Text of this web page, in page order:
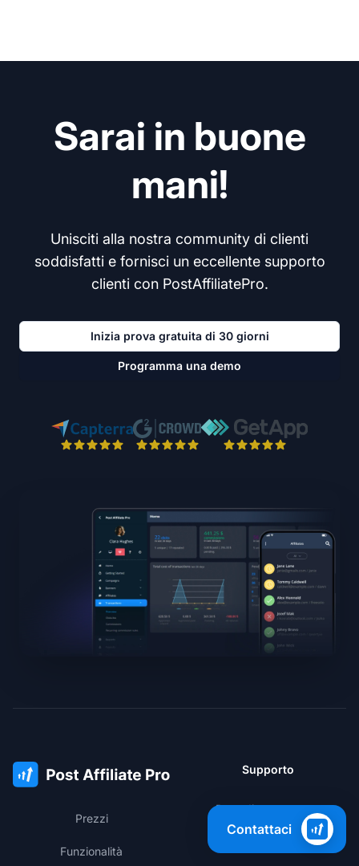
Sarai in buone
mani!
Unisciti alla nostra community di clienti
soddisfatti e fornisci un eccellente supporto
clienti con PostAffiliatePro.
Inizia prova gratuita di 30 giorni
Programma una demo
Prezzi
Funzionalità
Supporto
Base di conoscenza
Contattaci